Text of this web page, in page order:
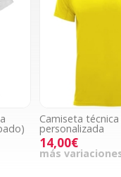
Camiseta
personalizada
14,00€
más